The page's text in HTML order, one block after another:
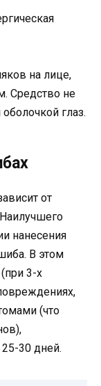
на лице,
Средство не
глаз.
от
нанесения
В этом
3-х
(что
30 дней.